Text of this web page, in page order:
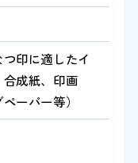
印に適したイ
成紙、印画
ーパー等）